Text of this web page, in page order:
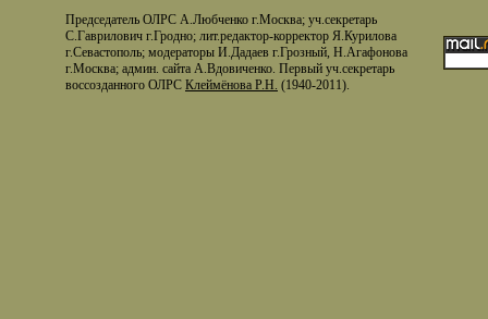
Председатель ОЛРС А.Любченко г.Москва; уч.секретарь
С.Гаврилович г.Гродно; лит.редактор-корректор Я.Курилова
г.Севастополь; модераторы И.Дадаев г.Грозный, Н.Агафонова
г.Москва; админ. сайта А.Вдовиченко. Первый уч.секретарь
воссозданного ОЛРС Клеймёнова Р.Н. (1940-2011).